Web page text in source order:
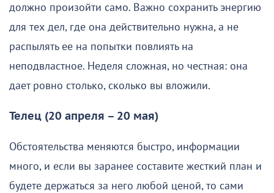
должно произойти само. Важно сохранить энергию
для тех дел, где она действительно нужна, а не
распылять ее на попытки повлиять на
неподвластное. Неделя сложная, но честная: она
дает ровно столько, сколько вы вложили.
Телец (20 апреля – 20 мая)
Обстоятельства меняются быстро, информации
много, и если вы заранее составите жесткий план и
будете держаться за него любой ценой, то сами